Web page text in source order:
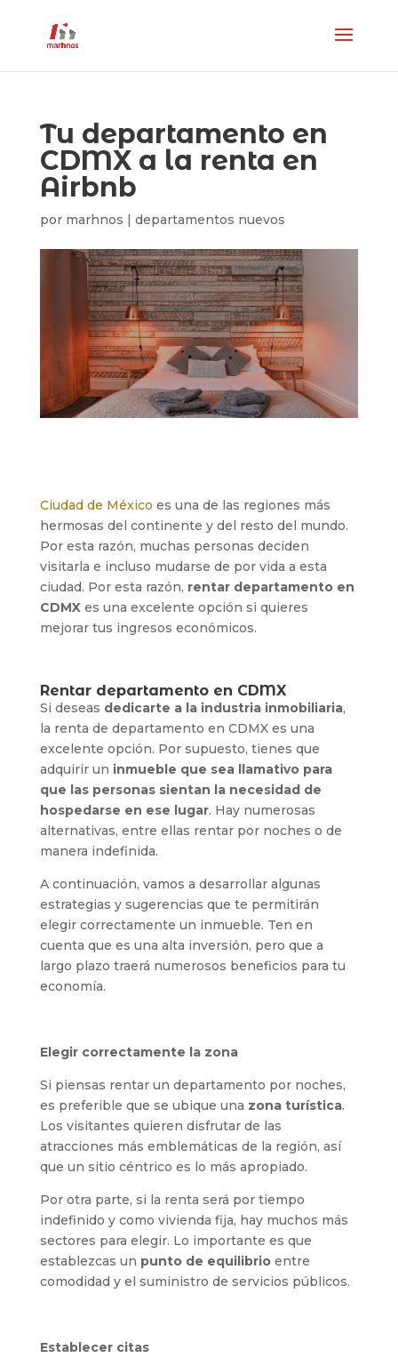
Tu departamento en
CDMX a la renta en
Airbnb
por marhnos | departamentos nuevos
Ciudad de México es una de las regiones más
hermosas del continente y del resto del mundo.
Por esta razón, muchas personas deciden
visitarla e incluso mudarse de por vida a esta
ciudad. Por esta razón, rentar departamento en
CDMX es una excelente opción si quieres
mejorar tus ingresos económicos.
Rentar departamento en CDMX
Si deseas dedicarte a la industria inmobiliaria,
la renta de departamento en CDMX es una
excelente opción. Por supuesto, tienes que
adquirir un inmueble que sea llamativo para
que las personas sientan la necesidad de
hospedarse en ese lugar. Hay numerosas
alternativas, entre ellas rentar por noches o de
manera indefinida.
A continuación, vamos a desarrollar algunas
estrategias y sugerencias que te permitirán
elegir correctamente un inmueble. Ten en
cuenta que es una alta inversión, pero que a
largo plazo traerá numerosos beneficios para tu
economía.
Elegir correctamente la zona
Si piensas rentar un departamento por noches,
es preferible que se ubique una zona turística.
Los visitantes quieren disfrutar de las
atracciones más emblemáticas de la región, así
que un sitio céntrico es lo más apropiado.
Por otra parte, si la renta será por tiempo
indefinido y como vivienda fija, hay muchos más
sectores para elegir. Lo importante es que
establezcas un punto de equilibrio entre
comodidad y el suministro de servicios públicos.
Establecer citas